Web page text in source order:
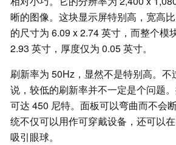
晰的图像。这块显示屏特别高，宽高
的尺寸为 6.09 x 2.74 英寸，而整个模
2.93 英寸，厚度仅为 0.05 英寸。
刷新率为 50Hz，显然不是特别高。
说，较低的刷新率并不一定是个问题
可达 450 尼特。面板可以弯曲而不会
统不仅可以用作可穿戴设备，还可以
吸引眼球。